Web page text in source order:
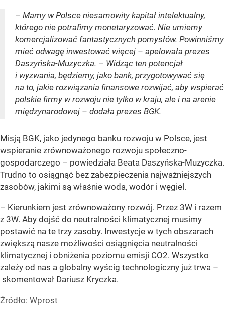
– Mamy w Polsce niesamowity kapitał intelektualny,
którego nie potrafimy monetaryzować. Nie umiemy
komercjalizować fantastycznych pomysłów. Powinniśmy
mieć odwagę inwestować więcej – apelowała prezes
Daszyńska-Muzyczka. – Widząc ten potencjał
i wyzwania, będziemy, jako bank, przygotowywać się
na to, jakie rozwiązania finansowe rozwijać, aby wspierać
polskie firmy w rozwoju nie tylko w kraju, ale i na arenie
międzynarodowej – dodała prezes BGK.
Misją BGK, jako jedynego banku rozwoju w Polsce, jest
wspieranie zrównoważonego rozwoju społeczno-
gospodarczego – powiedziała Beata Daszyńska-Muzyczka.
Trudno to osiągnąć bez zabezpieczenia najważniejszych
zasobów, jakimi są właśnie woda, wodór i węgiel.
– Kierunkiem jest zrównoważony rozwój. Przez 3W i razem
z 3W. Aby dojść do neutralności klimatycznej musimy
postawić na te trzy zasoby. Inwestycje w tych obszarach
zwiększą nasze możliwości osiągnięcia neutralności
klimatycznej i obniżenia poziomu emisji CO2. Wszystko
zależy od nas a globalny wyścig technologiczny już trwa –
skomentował Dariusz Kryczka.
Źródło: Wprost